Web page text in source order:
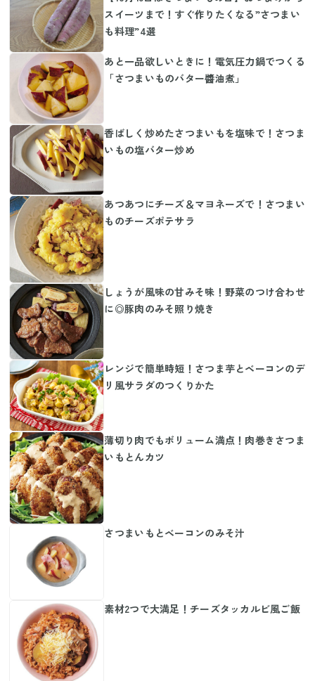
スイーツまで！すぐ作りたくなる”さつまい
も料理”4選
あと一品欲しいときに！電気圧力鍋でつくる
「さつまいものバター醬油煮」
香ばしく炒めたさつまいもを塩味で！さつま
いもの塩バター炒め
あつあつにチーズ＆マヨネーズで！さつまい
ものチーズポテサラ
しょうが風味の甘みそ味！野菜のつけ合わせ
に◎豚肉のみそ照り焼き
レンジで簡単時短！さつま芋とベーコンのデ
リ風サラダのつくりかた
薄切り肉でもボリューム満点！肉巻きさつま
いもとんカツ
さつまいもとベーコンのみそ汁
素材2つで大満足！チーズタッカルビ風ご飯